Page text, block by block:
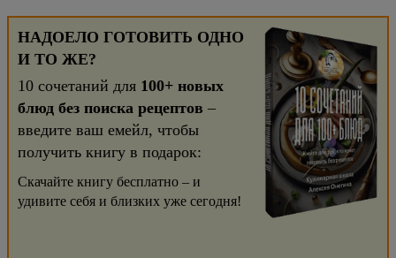
НАДОЕЛО ГОТОВИТЬ ОДНО
И ТО ЖЕ?
10 сочетаний для 100+ новых
блюд без поиска рецептов –
введите ваш емейл, чтобы
получить книгу в подарок:
Скачайте книгу бесплатно – и
удивите себя и близких уже сегодня!